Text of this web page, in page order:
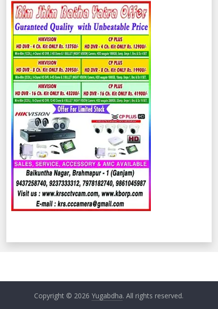
Copyright © 2026Yugabdha. All rights reserved.